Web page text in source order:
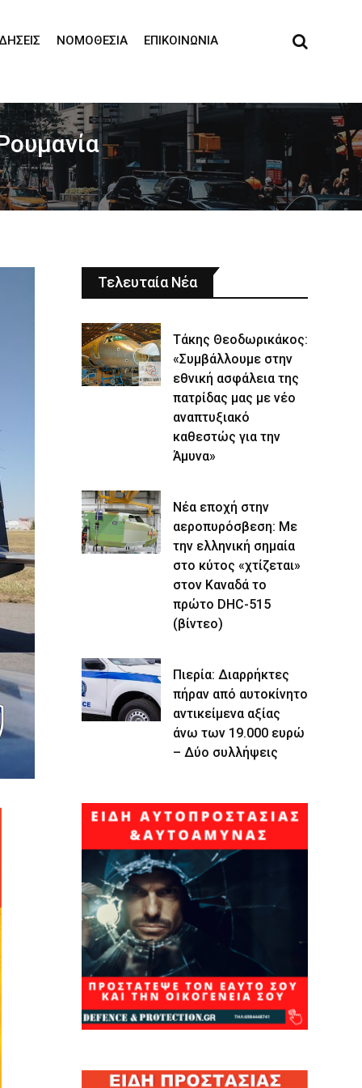
ΝΟΜΟΘΕΣΊΑ ΕΠΙΚΟΙΝΩΝΊΑ
Τελευταία Νέα
Τάκης Θεοδωρικάκος:
«Συμβάλλουμε στην
εθνική ασφάλεια της
πατρίδας μας με νέο
αναπτυξιακό
καθεστώς για την
Άμυνα»
Νέα εποχή στην
αεροπυρόσβεση: Με
την ελληνική σημαία
στο κύτος «χτίζεται»
στον Καναδά το
πρώτο DHC-515
(βίντεο)
Πιερία: Διαρρήκτες
πήραν από αυτοκίνητο
αντικείμενα αξίας
άνω των 19.000 ευρώ
– Δύο συλλήψεις